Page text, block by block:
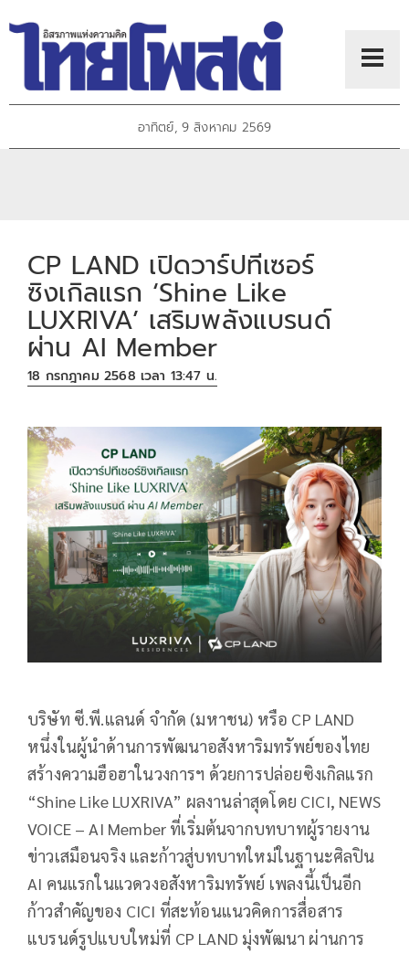
อาทิตย์, 9 สิงหาคม 2569
CP LAND เปิดวาร์ปทีเซอร์
ซิงเกิลแรก ‘Shine Like
LUXRIVA’ เสริมพลังแบรนด์
ผ่าน AI Member
18 กรกฎาคม 2568 เวลา 13:47 น.
บริษัท ซี.พี.แลนด์ จำกัด (มหาชน) หรือ CP LAND
หนึ่งในผู้นำด้านการพัฒนาอสังหาริมทรัพย์ของไทย
สร้างความฮือฮาในวงการฯ ด้วยการปล่อยซิงเกิลแรก
“Shine Like LUXRIVA” ผลงานล่าสุดโดย CICI, NEWS
VOICE – AI Member ที่เริ่มต้นจากบทบาทผู้รายงาน
ข่าวเสมือนจริง และก้าวสู่บทบาทใหม่ในฐานะศิลปิน
AI คนแรกในแวดวงอสังหาริมทรัพย์ เพลงนี้เป็นอีก
ก้าวสำคัญของ CICI ที่สะท้อนแนวคิดการสื่อสาร
แบรนด์รูปแบบใหม่ที่ CP LAND มุ่งพัฒนา ผ่านการ